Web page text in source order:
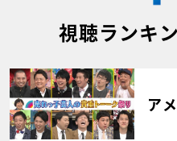
視聴ランキ
ア